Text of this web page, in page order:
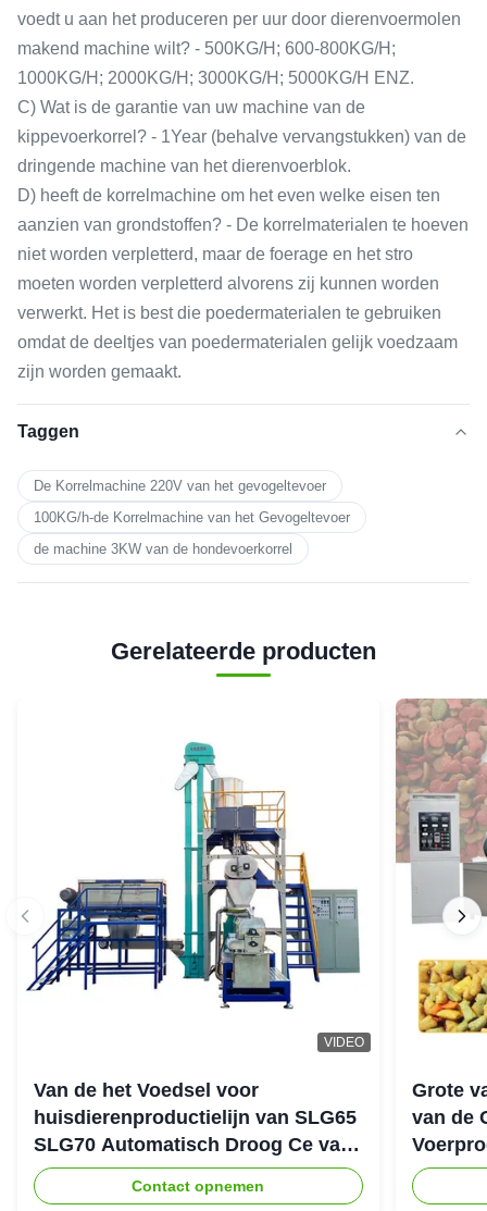
voedt u aan het produceren per uur door dierenvoermolen
makend machine wilt? - 500KG/H; 600-800KG/H;
1000KG/H; 2000KG/H; 3000KG/H; 5000KG/H ENZ.
C) Wat is de garantie van uw machine van de
kippevoerkorrel? - 1Year (behalve vervangstukken) van de
dringende machine van het dierenvoerblok.
D) heeft de korrelmachine om het even welke eisen ten
aanzien van grondstoffen? - De korrelmaterialen te hoeven
niet worden verpletterd, maar de foerage en het stro
moeten worden verpletterd alvorens zij kunnen worden
verwerkt. Het is best die poedermaterialen te gebruiken
omdat de deeltjes van poedermaterialen gelijk voedzaam
zijn worden gemaakt.
Taggen
De Korrelmachine 220V van het gevogeltevoer
100KG/h-de Korrelmachine van het Gevogeltevoer
de machine 3KW van de hondevoerkorrel
Gerelateerde producten
VIDEO
Van de het Voedsel voor
huisdierenproductielijn van SLG65
SLG70 Automatisch Droog Ce van
de de Schroefextruder Parallel
Tweeling
Contact opnemen
Grote
van de